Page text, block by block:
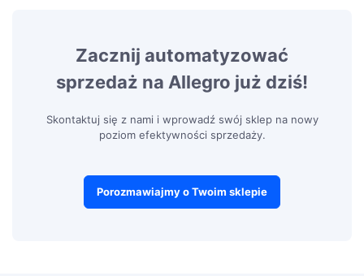
Zacznij automatyzować
sprzedaż na Allegro już dziś!
Skontaktuj się z nami i wprowadź swój sklep na nowy
poziom efektywności sprzedaży.
Porozmawiajmy o Twoim sklepie